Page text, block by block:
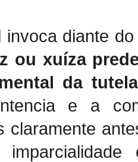
invoca diante
ou xuíza
da
e a
claramente